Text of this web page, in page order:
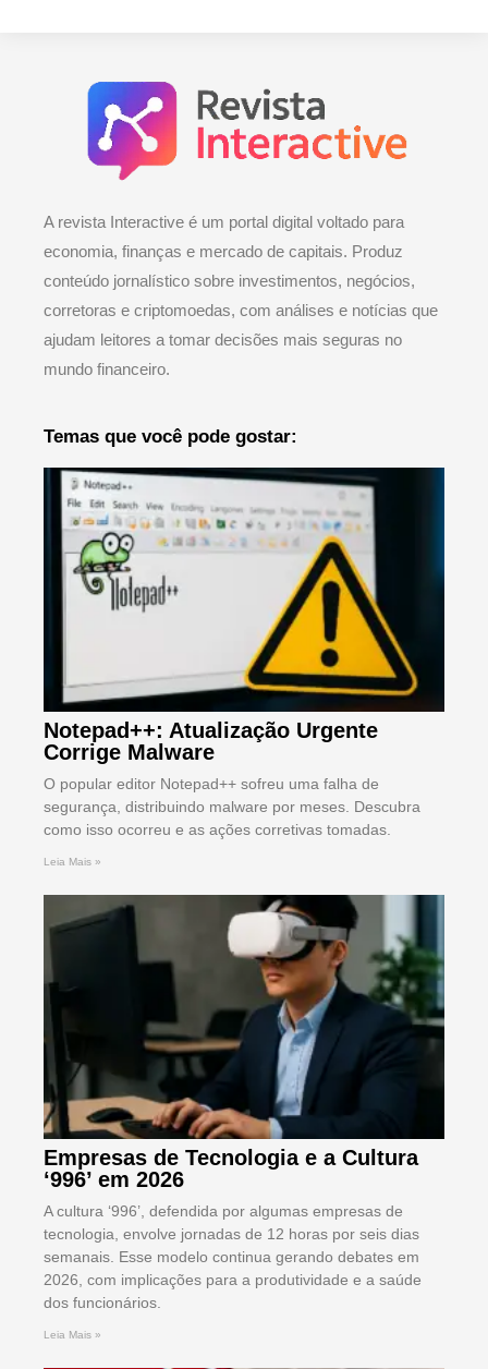
A revista Interactive é um portal digital voltado para
economia, finanças e mercado de capitais. Produz
conteúdo jornalístico sobre investimentos, negócios,
corretoras e criptomoedas, com análises e notícias que
ajudam leitores a tomar decisões mais seguras no
mundo financeiro.
Temas que você pode gostar:
Notepad++: Atualização Urgente
Corrige Malware
O popular editor Notepad++ sofreu uma falha de
segurança, distribuindo malware por meses. Descubra
como isso ocorreu e as ações corretivas tomadas.
Leia Mais »
Empresas de Tecnologia e a Cultura
‘996’ em 2026
A cultura ‘996’, defendida por algumas empresas de
tecnologia, envolve jornadas de 12 horas por seis dias
semanais. Esse modelo continua gerando debates em
2026, com implicações para a produtividade e a saúde
dos funcionários.
Leia Mais »